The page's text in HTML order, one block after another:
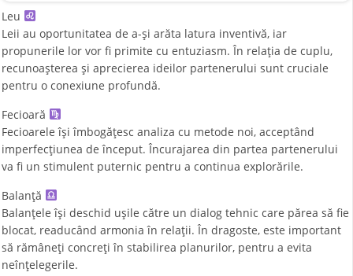
Leu
Leii au oportunitatea de a-și arăta latura inventivă, iar
propunerile lor vor fi primite cu entuziasm. În relația de cuplu,
recunoașterea și aprecierea ideilor partenerului sunt cruciale
pentru o conexiune profundă.
Fecioară
Fecioarele își îmbogățesc analiza cu metode noi, acceptând
imperfecțiunea de început. Încurajarea din partea partenerului
va fi un stimulent puternic pentru a continua explorările.
Balanță
Balanțele își deschid ușile către un dialog tehnic care părea să fie
blocat, readucând armonia în relații. În dragoste, este important
să rămâneți concreți în stabilirea planurilor, pentru a evita
neînțelegerile.